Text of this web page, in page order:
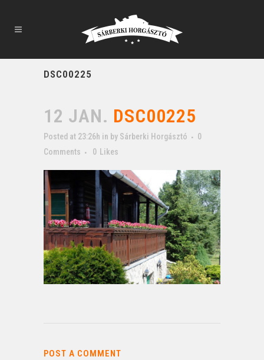
DSC00225
12 JAN. DSC00225
Posted at 23:26h in by Sárberki Horgásztó
0
Comments
0 Likes
POST A COMMENT